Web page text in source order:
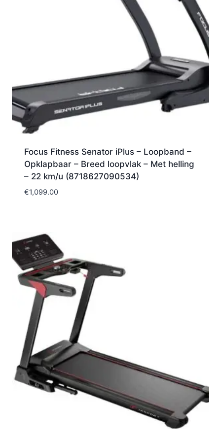
Focus Fitness Senator iPlus – Loopband –
Opklapbaar – Breed loopvlak – Met helling
– 22 km/u (8718627090534)
€1,099.00